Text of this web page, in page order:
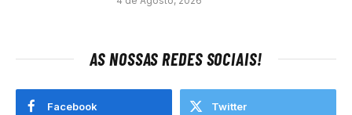
AS NOSSAS REDES SOCIAIS!
Facebook Twitter